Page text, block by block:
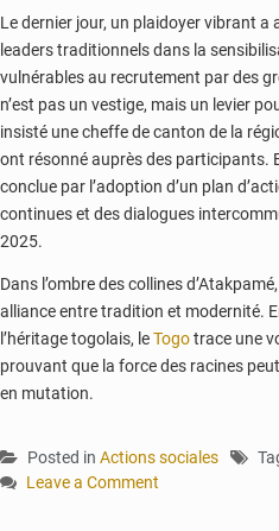
Le dernier jour, un plaidoyer vibrant a
leaders traditionnels dans la
vulnérables au recrutement par des
n’est pas un vestige, mais un levier
insisté une cheffe de canton de la
ont résonné auprès des participants.
conclue par l’adoption d’un plan
continues et des dialogues
2025.
Dans l’ombre des collines
alliance entre tradition et modernité.
l’héritage togolais, leTogotrace une
prouvant que la force des racines
en mutation.
Posted in Actions sociales
Leave a Comment